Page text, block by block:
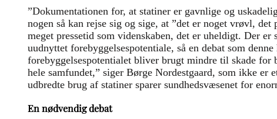
”Dokumentationen for, at statiner er gavnlige og
nogen så kan rejse sig og sige, at ”det er noget vrøvl, det
meget pressetid som videnskaben, det er uheldigt. Der er
uudnyttet forebyggelsespotentiale, så en debat som
forebyggelsespotentialet bliver brugt mindre til skade for
hele samfundet,” siger Børge Nordestgaard, som ikke er
udbredte brug af statiner sparer sundhedsvæsenet for
En nødvendig debat